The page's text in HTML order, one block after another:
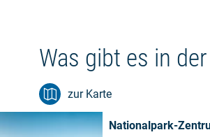
Was gibt es in
zur Karte
Nationalpark-